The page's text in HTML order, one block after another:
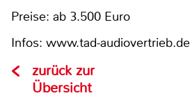
Preise: ab 3.500 Euro
Infos: www.tad-audiovertrieb.de
zurück zur
Übersicht